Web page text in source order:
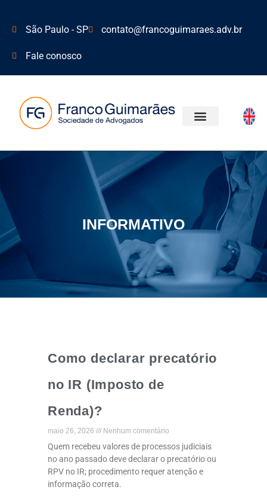
São Paulo - SP contato@francoguimaraes.adv.br
Fale conosco
INFORMATIVO
Como declarar precatório
no IR (Imposto de
Renda)?
maio 26, 2026 Nenhum comentário
Quem recebeu valores de processos judiciais
no ano passado deve declarar o precatório ou
RPV no IR; procedimento requer atenção e
informação correta.